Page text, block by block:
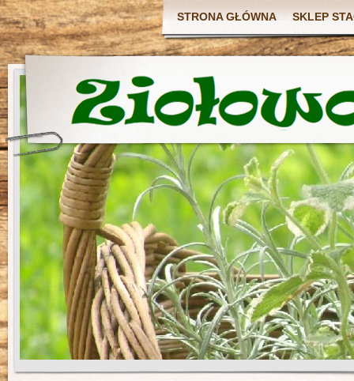
STRONA GŁÓWNA SKLEP